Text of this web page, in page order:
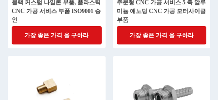
블랙 커스텀 나일론 부품, 플라스틱
CNC 가공 서비스 부품 ISO9001 승
인
가장 좋은 가격 을 구하라
주문형 CNC 가공 서비스 5 축 알루
미늄 애노딩 CNC 가공 모터사이클
부품
가장 좋은 가격 을 구하라